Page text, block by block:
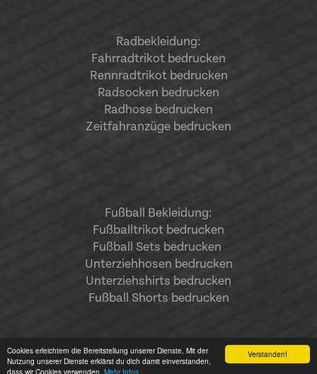
Verstanden!
Cookies erleichtern die Bereitstellung unserer Dienste. Mit der
Nutzung unserer Dienste erklärst du dich damit einverstanden,
dass wir Cookies verwenden. Mehr Infos
Radbekleidung:
Fahrradtrikot bedrucken
Rennradtrikot bedrucken
Radsocken bedrucken
Radhose bedrucken
Zeitfahranzüge bedrucken
Fußball Bekleidung:
Fußballtrikot bedrucken
Fußball Sets bedrucken
Unterziehhosen bedrucken
Unterziehshirts bedrucken
Fußball Shorts bedrucken